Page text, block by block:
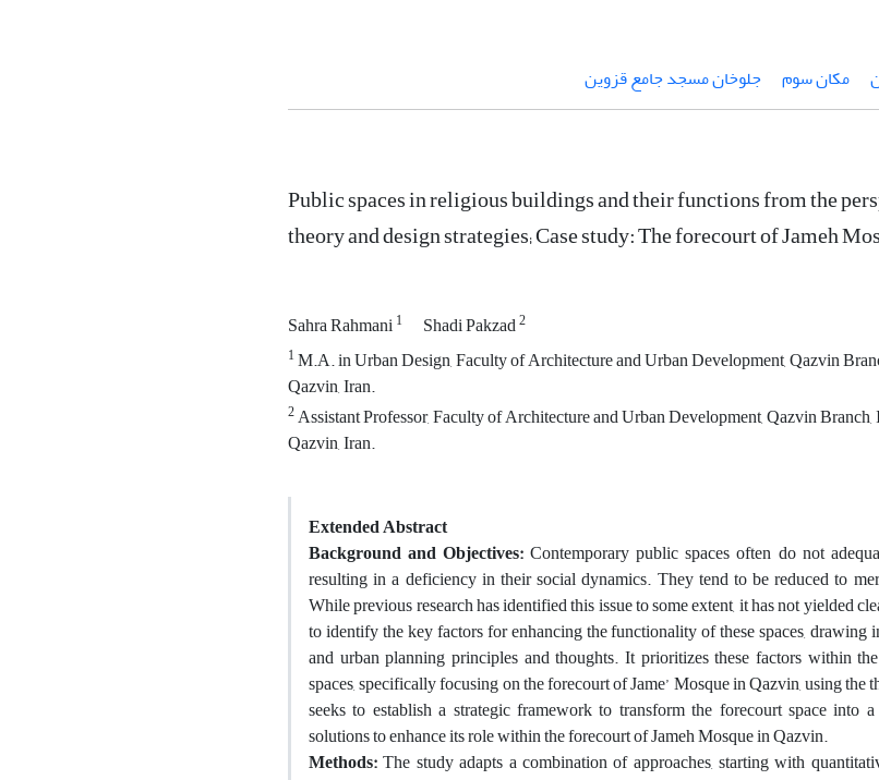
مکان سوم جلوخان مسجد جامع قزوین
Public spaces in religious buildings and their functions from the
theory and design strategies; Case study: The forecourt of Jameh
Sahra Rahmani1 Shadi Pakzad2
1M.A. in Urban Design, Faculty of Architecture and Urban Development, Qazvin
Qazvin, Iran.
2Assistant Professor, Faculty of Architecture and Urban Development, Qazvin
Qazvin, Iran.
Extended Abstract
Background and Objectives: Contemporary public spaces often do not
resulting in a deficiency in their social dynamics. They tend to be reduced to
While previous research has identified this issue to some extent, it has not yielded
to identify the key factors for enhancing the functionality of these spaces,
and urban planning principles and thoughts. It prioritizes these factors within
spaces, specifically focusing on the forecourt of Jame’ Mosque in Qazvin, using
seeks to establish a strategic framework to transform the forecourt space into
solutions to enhance its role within the forecourt of Jameh Mosque in Qazvin.
Methods:The study adapts a combination of approaches, starting with